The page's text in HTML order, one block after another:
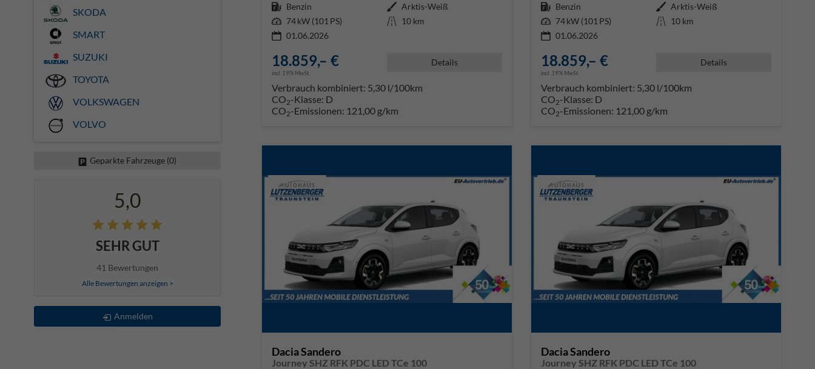
Kraftstoff Benzin Außenfarbe Arktis-Weiß
Leistung 74 kW (101 PS) Kilometerstand 10 km
01.06.2026
18.859,– €
incl. 19% MwSt.
Details
Verbrauch kombiniert: 5,30 l/100km
CO2-Klasse: D
CO2-Emissionen: 121,00 g/km
Kraftstoff Benzin Außenfarbe Arktis-Weiß
Leistung 74 kW (101 PS) Kilometerstand 10 km
01.06.2026
18.859,– €
incl. 19% MwSt.
Details
Verbrauch kombiniert: 5,30 l/100km
CO2-Klasse: D
CO2-Emissionen: 121,00 g/km
Dacia Sandero
Journey SHZ RFK PDC LED TCe 100
Dacia Sandero
Journey SHZ RFK PDC LED TCe 100
SKODA
SMART
SUZUKI
TOYOTA
VOLKSWAGEN
VOLVO
Geparkte Fahrzeuge (0)
5,0
SEHR GUT
41 Bewertungen
Alle Bewertungen anzeigen >
Anmelden